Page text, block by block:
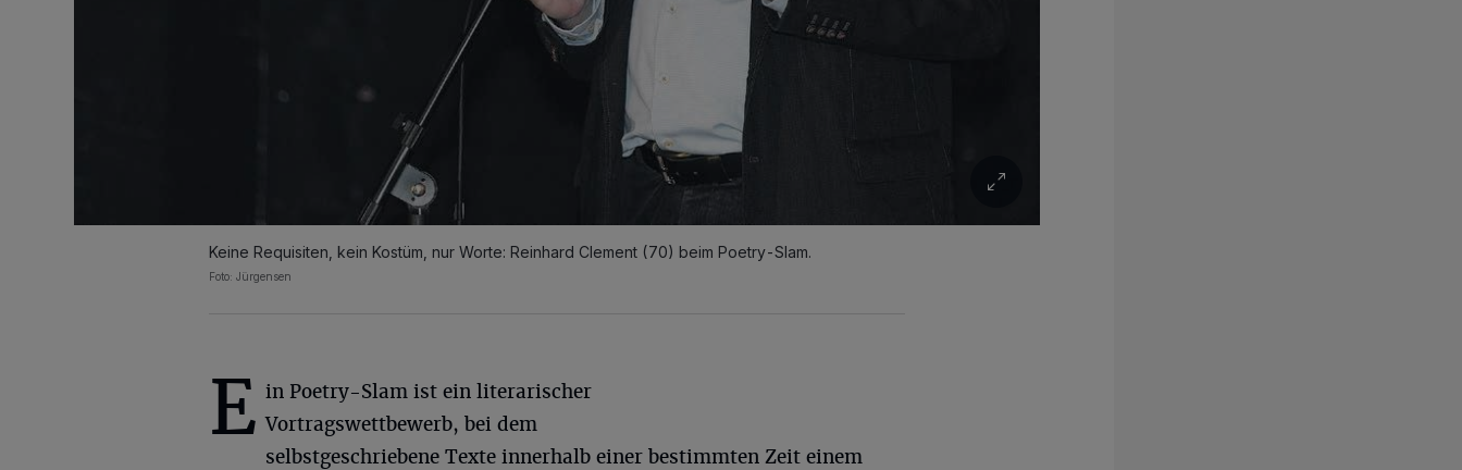
Keine Requisiten, kein Kostüm, nur Worte: Reinhard Clement (70) beim Poetry-Slam.
Foto: Jürgensen
E in Poetry-Slam ist ein literarischer
Vortragswettbewerb, bei dem
selbstgeschriebene Texte innerhalb einer bestimmten Zeit einem